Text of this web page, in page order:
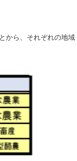
から、それぞれの地域